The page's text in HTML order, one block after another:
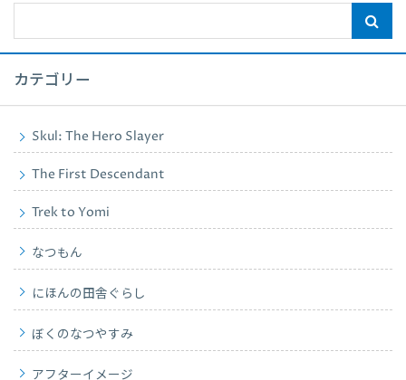
カテゴリー
Skul: The Hero Slayer
The First Descendant
Trek to Yomi
なつもん
にほんの田舎ぐらし
ぼくのなつやすみ
アフターイメージ